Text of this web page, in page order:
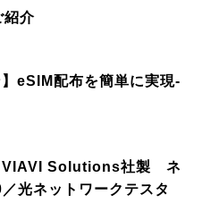
紹介
eSIM配布を簡単に実現-
VIAVI Solutions社製 ネ
光ネットワークテスタ